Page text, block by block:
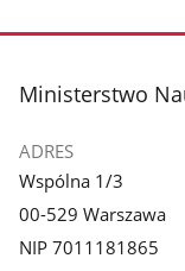
stopka
Ministerstwo
ADRES
Wspólna 1/3
00-529 Warszawa
NIP 7011181865